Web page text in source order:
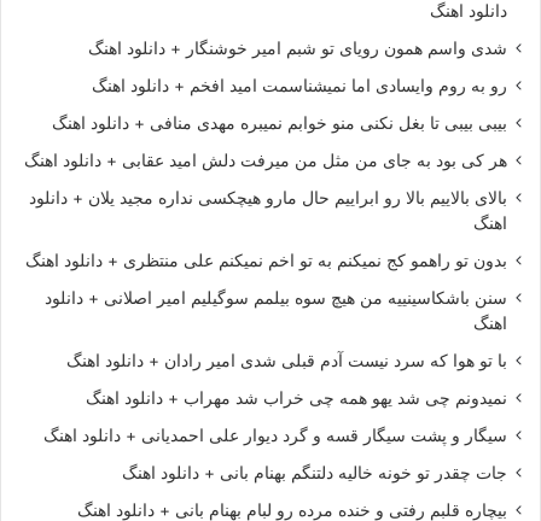
دانلود اهنگ
شدی واسم همون رویای تو شبم امیر خوشنگار + دانلود اهنگ
رو به روم وایسادی اما نمیشناسمت امید افخم + دانلود اهنگ
بیبی بیبی تا بغل نکنی منو خوابم نمیبره مهدی منافی + دانلود اهنگ
هر کی بود به جای من مثل من میرفت دلش امید عقابی + دانلود اهنگ
بالای بالاییم بالا رو ابراییم حال مارو هیچکسی نداره مجید یلان + دانلود
اهنگ
بدون تو راهمو کج نمیکنم به تو اخم نمیکنم علی منتظری + دانلود اهنگ
سنن باشکاسینییه من هیچ سوه بیلمم سوگیلیم امیر اصلانی + دانلود
اهنگ
با تو هوا که سرد نیست آدم قبلی شدی امیر رادان + دانلود اهنگ
نمیدونم چی شد یهو همه چی خراب شد مهراب + دانلود اهنگ
سیگار و پشت سیگار قسه و گرد دیوار علی احمدیانی + دانلود اهنگ
جات چقدر تو خونه خالیه دلتنگم بهنام بانی + دانلود اهنگ
بیچاره قلبم رفتی و خنده مرده رو لبام بهنام بانی + دانلود اهنگ